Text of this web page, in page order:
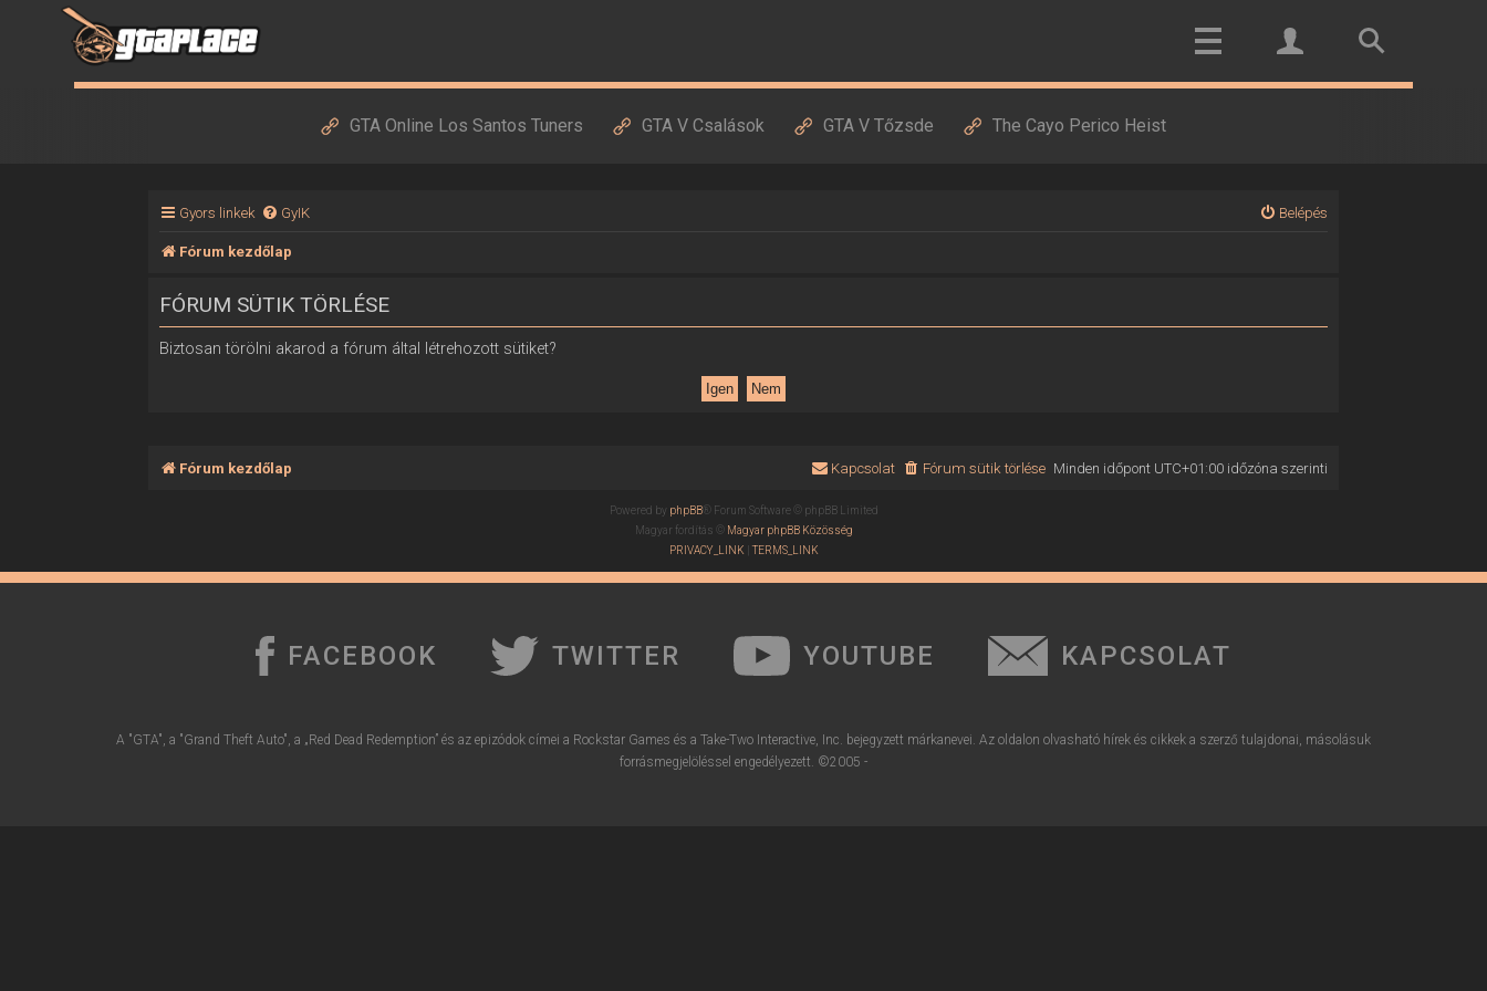
GTA Online Los Santos Tuners GTA V Csalások GTA V Tőzsde The Cayo Perico Heist
Gyors linkek GyIK Belépés
Fórum kezdőlap
FÓRUM SÜTIK TÖRLÉSE
Biztosan törölni akarod a fórum által létrehozott sütiket?
Fórum kezdőlap Minden időpont UTC+01:00időzóna szerinti
Fórum sütik törlése
Kapcsolat
Powered by phpBB® Forum Software © phpBB Limited
Magyar fordítás © Magyar phpBB Közösség
PRIVACY_LINK |TERMS_LINK
FACEBOOK TWITTER YOUTUBE KAPCSOLAT
A "GTA", a "Grand Theft Auto", a „Red Dead Redemption” és az epizódok címei a Rockstar Games és a Take-Two Interactive, Inc. bejegyzett márkanevei. Az oldalon olvasható hírek és cikkek a szerző tulajdonai, másolásuk
forrásmegjelöléssel engedélyezett. ©2005 -